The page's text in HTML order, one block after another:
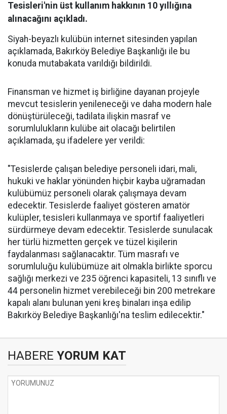
Tesisleri'nin üst kullanım hakkının 10 yıllığına
alınacağını açıkladı.
Siyah-beyazlı kulübün internet sitesinden yapılan
açıklamada, Bakırköy Belediye Başkanlığı ile bu
konuda mutabakata varıldığı bildirildi.
Finansman ve hizmet iş birliğine dayanan projeyle
mevcut tesislerin yenileneceği ve daha modern hale
dönüştürüleceği, tadilata ilişkin masraf ve
sorumlulukların kulübe ait olacağı belirtilen
açıklamada, şu ifadelere yer verildi:
"Tesislerde çalışan belediye personeli idari, mali,
hukuki ve haklar yönünden hiçbir kayba uğramadan
kulübümüz personeli olarak çalışmaya devam
edecektir. Tesislerde faaliyet gösteren amatör
kulüpler, tesisleri kullanmaya ve sportif faaliyetleri
sürdürmeye devam edecektir. Tesislerde sunulacak
her türlü hizmetten gerçek ve tüzel kişilerin
faydalanması sağlanacaktır. Tüm masrafı ve
sorumluluğu kulübümüze ait olmakla birlikte sporcu
sağlığı merkezi ve 235 öğrenci kapasiteli, 13 sınıflı ve
44 personelin hizmet verebileceği bin 200 metrekare
kapalı alanı bulunan yeni kreş binaları inşa edilip
Bakırköy Belediye Başkanlığı'na teslim edilecektir."
HABERE YORUM KAT